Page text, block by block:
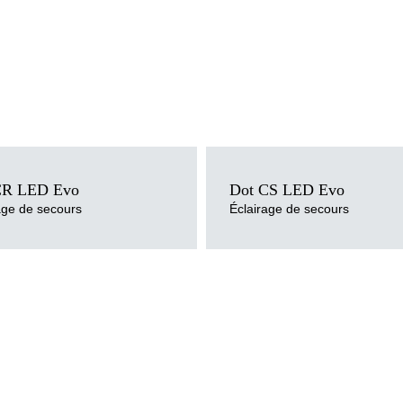
LED Evo
de secours
montage
Dot CS LED Evo
Éclairage de secours
Méthode de montage
en saillie